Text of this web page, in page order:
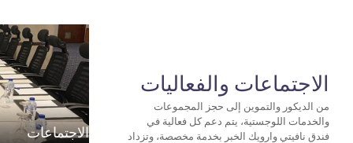
والفعاليات
والتموين إلى حجز المجموعات
يتم دعم كل فعالية في
وارويك الخبر بخدمة مخصصة، وتزداد
الاجتماعات